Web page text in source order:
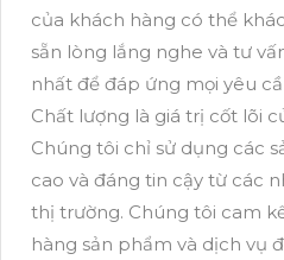
của khách hàng có thể
sẵn lòng lắng nghe và tư
nhất để đáp ứng mọi yêu
Chất lượng là giá trị cốt lõi
Chúng tôi chỉ sử dụng các
cao và đáng tin cậy từ các
thị trường. Chúng tôi cam
hàng sản phẩm và dịch vụ